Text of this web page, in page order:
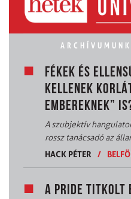
FÉKEK ÉS
KELLENEK
EMBEREKNEK”
A szubjektív
rossz tanácsadó az
HACK PÉTER
/
A PRIDE TITKOLT